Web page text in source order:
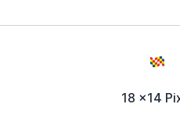
18 x14